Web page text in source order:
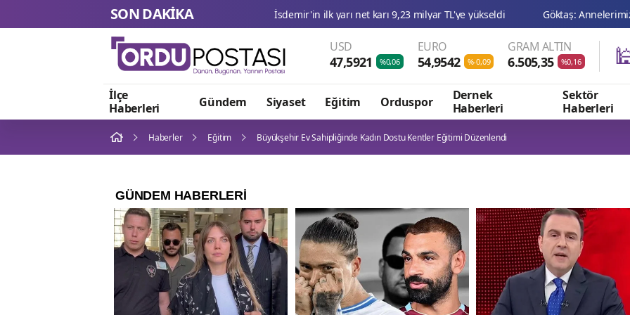
SON DAKİKA
USD
47,5921 %0,06
EURO
54,9542 %-0,09
GRAM ALTIN
6.505,35 %0,16
İlçe
Haberleri
Gündem Siyaset Eğitim Orduspor
Dernek
Haberleri
Sektör
Haberleri
Haberler Eğitim Büyükşehir Ev Sahipliğinde Kadın Dostu Kentler Eğitimi Düzenlendi